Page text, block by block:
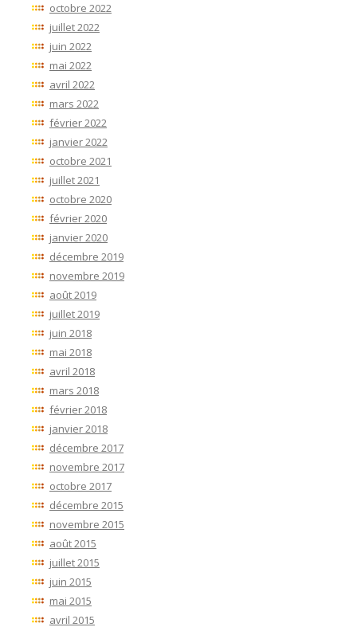
octobre 2022
juillet 2022
juin 2022
mai 2022
avril 2022
mars 2022
février 2022
janvier 2022
octobre 2021
juillet 2021
octobre 2020
février 2020
janvier 2020
décembre 2019
novembre 2019
août 2019
juillet 2019
juin 2018
mai 2018
avril 2018
mars 2018
février 2018
janvier 2018
décembre 2017
novembre 2017
octobre 2017
décembre 2015
novembre 2015
août 2015
juillet 2015
juin 2015
mai 2015
avril 2015